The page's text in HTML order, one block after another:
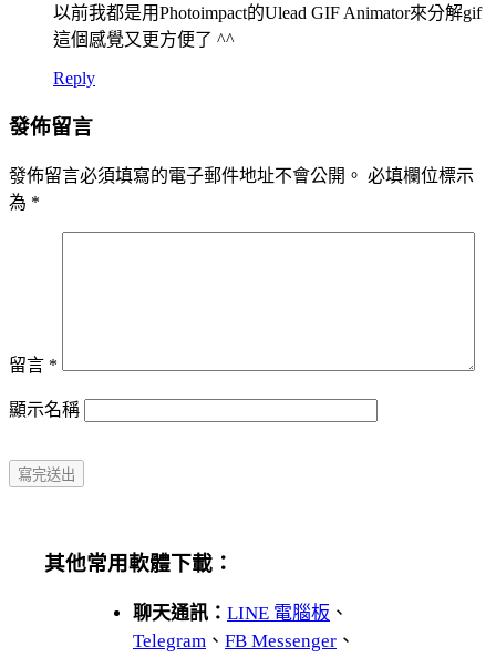
以前我都是用Photoimpact的Ulead GIF Animator來分解gif
這個感覺又更方便了 ^^
Reply
發佈留言
發佈留言必須填寫的電子郵件地址不會公開。 必填欄位標示
為 *
留言 *
顯示名稱
其他常用軟體下載：
聊天通訊： LINE 電腦板 、
Telegram 、 FB Messenger 、